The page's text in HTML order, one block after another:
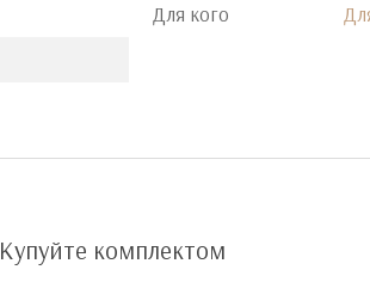
Для кого
Купуйте комплектом